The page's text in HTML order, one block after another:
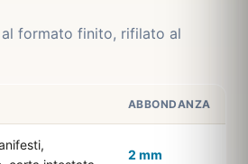
formato finito, rifilato al
ABBONDANZA
2 mm